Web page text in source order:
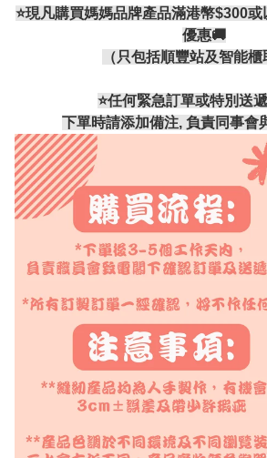
⭐現凡購買媽媽品牌產品滿港幣$300
優惠🚚
（只包括順豐站及智能櫃
⭐️任何緊急訂單或特別送
下單時請添加備注, 負責同事會